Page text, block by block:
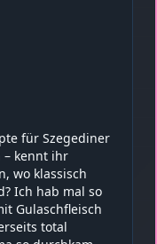
für Szegediner
– kennt ihr
wo klassisch
Ich hab mal so
Gulaschfleisch
total